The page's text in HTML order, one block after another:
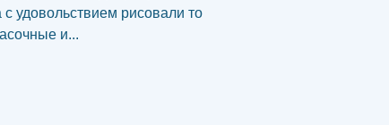
удовольствием рисовали то
и...